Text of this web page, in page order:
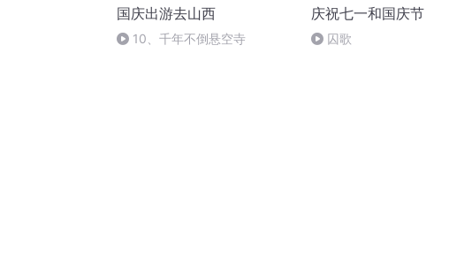
国庆出游去山西
10、千年不倒悬空寺
庆祝七一和国庆节
囚歌